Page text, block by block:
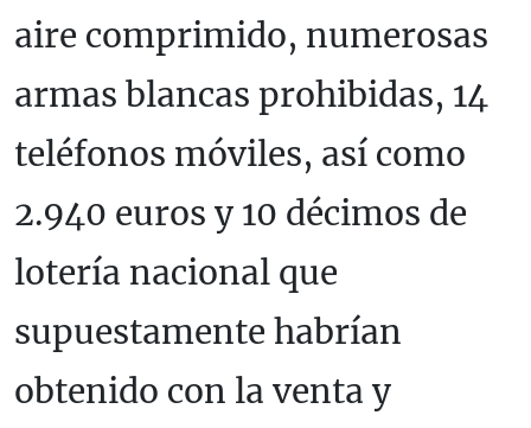
aire comprimido, numerosas
armas blancas prohibidas, 14
teléfonos móviles, así como
2.940 euros y 10 décimos de
lotería nacional que
supuestamente habrían
obtenido con la venta y